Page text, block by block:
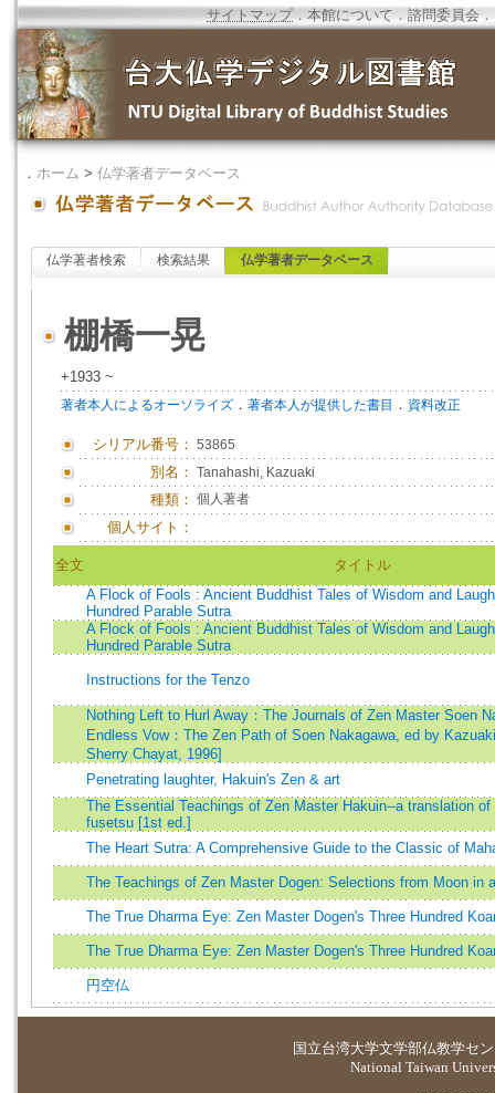
サイトマップ．本館について ．諮問委員会 ．
． ホーム > 仏学著者データベース
仏学著者検索 検索結果 仏学著者データベース
棚橋一晃
+1933 ~
著者本人によるオーソライズ ． 著者本人が提供した書目 ． 資料改正
シリアル番号： 53865
別名： Tanahashi, Kazuaki
種類： 個人著者
個人サイト：
全文
タイトル
A Flock of Fools : Ancient Buddhist Tales of Wisdom and
Hundred Parable Sutra
A Flock of Fools : Ancient Buddhist Tales of Wisdom and
Hundred Parable Sutra
Instructions for the Tenzo
Nothing Left to Hurl Away：The Journals of Zen Master Soen
Endless Vow：The Zen Path of Soen Nakagawa, ed by
Sherry Chayat, 1996]
Penetrating laughter, Hakuin's Zen & art
The Essential Teachings of Zen Master Hakuin--a translation
fusetsu [1st ed.]
The Heart Sutra: A Comprehensive Guide to the Classic of
The Teachings of Zen Master Dogen: Selections from Moon in
The True Dharma Eye: Zen Master Dogen's Three Hundred
The True Dharma Eye: Zen Master Dogen's Three Hundred
円空仏
国立台湾大学文学部仏教学セ
National Taiwan